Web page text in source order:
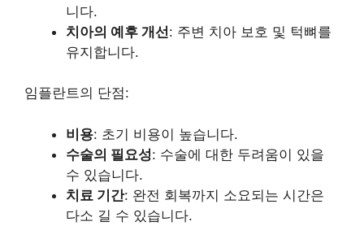
니다.
치아의 예후 개선: 주변 치아 보호 및 턱뼈를
유지합니다.
임플란트의 단점:
비용: 초기 비용이 높습니다.
수술의 필요성: 수술에 대한 두려움이 있을
수 있습니다.
치료 기간: 완전 회복까지 소요되는 시간은
다소 길 수 있습니다.